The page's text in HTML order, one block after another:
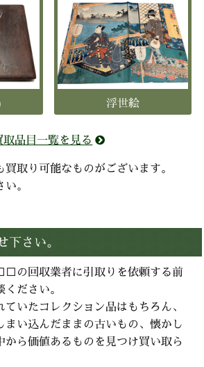
浮世絵
取品目一覧を見る
取り可能なものがございます。
。
下さい。
の回収業者に引取りを依頼する前
ださい。
いたコレクション品はもちろん、
まい込んだままの古いもの、懐かし
から価値あるものを見つけ買い取ら